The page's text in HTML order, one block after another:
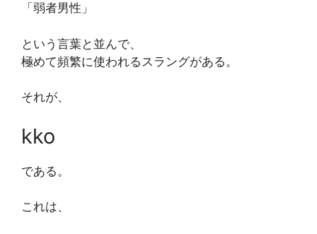
「弱者男性」
という言葉と並んで、
極めて頻繁に使われるスラングがある。
それが、
kko
である。
これは、